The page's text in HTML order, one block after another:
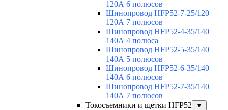
120А 6 полюсов
Шинопровод HFP52-7-25/120
120А 7 полюсов
Шинопровод HFP52-4-35/140
140А 4 полюса
Шинопровод HFP52-5-35/140
140А 5 полюсов
Шинопровод HFP52-6-35/140
140А 6 полюсов
Шинопровод HFP52-7-35/140
140А 7 полюсов
Токосъемники и щетки HFP52
▼